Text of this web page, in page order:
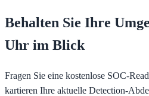
Behalten Sie Ihre
Uhr im Blick
Fragen Sie eine kostenlose SOC-
kartieren Ihre aktuelle Detection-